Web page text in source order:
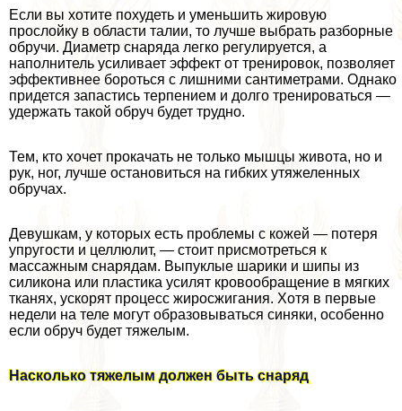
Если вы хотите похудеть и уменьшить жировую
прослойку в области талии, то лучше выбрать разборные
обручи. Диаметр снаряда легко регулируется, а
наполнитель усиливает эффект от тренировок, позволяет
эффективнее бороться с лишними сантиметрами. Однако
придется запастись терпением и долго тренироваться —
удержать такой обруч будет трудно.
Тем, кто хочет прокачать не только мышцы живота, но и
рук, ног, лучше остановиться на гибких утяжеленных
обручах.
Девушкам, у которых есть проблемы с кожей — потеря
упругости и целлюлит, — стоит присмотреться к
массажным снарядам. Выпуклые шарики и шипы из
силикона или пластика усилят кровообращение в мягких
тканях, ускорят процесс жиросжигания. Хотя в первые
недели на теле могут образовываться синяки, особенно
если обруч будет тяжелым.
Насколько тяжелым должен быть снаряд